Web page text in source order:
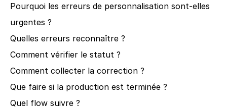
Pourquoi les erreurs de personnalisation sont-elles
urgentes ?
Quelles erreurs reconnaître ?
Comment vérifier le statut ?
Comment collecter la correction ?
Que faire si la production est terminée ?
Quel flow suivre ?